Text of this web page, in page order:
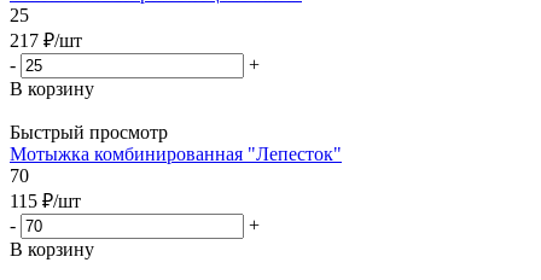
25
217 ₽/шт
-
+
В корзину
Быстрый просмотр
Мотыжка комбинированная "Лепесток"
70
115 ₽/шт
-
+
В корзину